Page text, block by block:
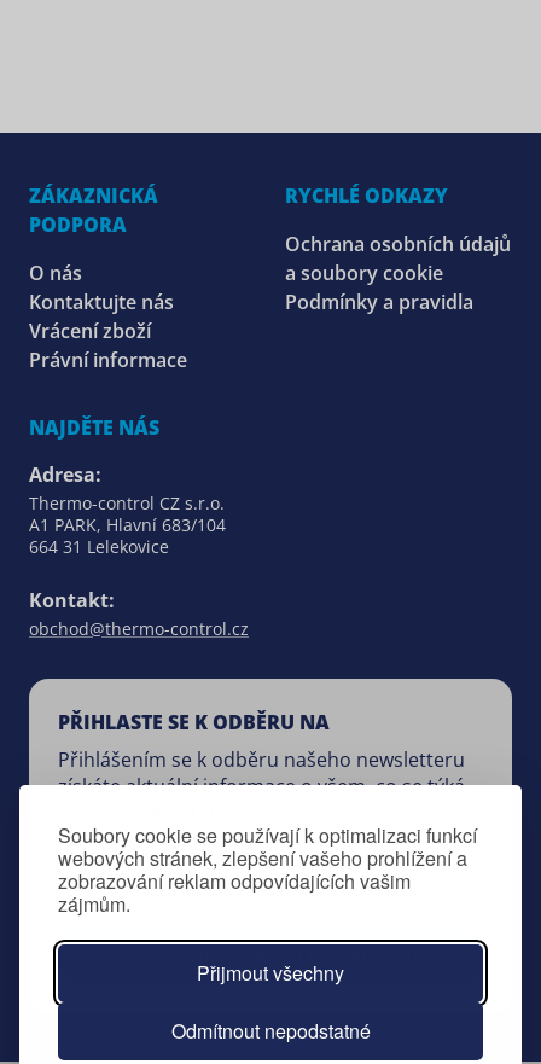
Soubory cookie se používají k optimalizaci funkcí
webových stránek, zlepšení vašeho prohlížení a
zobrazování reklam odpovídajících vašim
zájmům.
Přijmout všechny
Odmítnout nepodstatné
ZÁKAZNICKÁ
PODPORA
O nás
Kontaktujte nás
Vrácení zboží
Právní informace
RYCHLÉ ODKAZY
Ochrana osobních údajů
a soubory cookie
Podmínky a pravidla
NAJDĚTE NÁS
Adresa:
Thermo-control CZ s.r.o.
A1 PARK, Hlavní 683/104
664 31 Lelekovice
Kontakt:
obchod@thermo-control.cz
PŘIHLASTE SE K ODBĚRU NA
Přihlášením se k odběru našeho newsletteru
získáte aktuální informace o všem, co se týká